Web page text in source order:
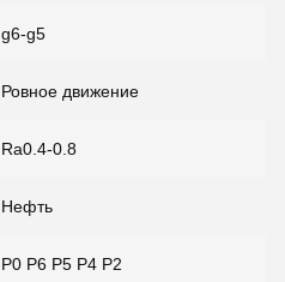
g6-g5
Ровное движение
Ra0.4-0.8
Нефть
P0 P6 P5 P4 P2